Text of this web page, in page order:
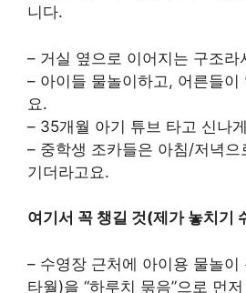
니다.
– 거실 옆으로 이어지는 구조라
– 아이들 물놀이하고, 어른들이
요.
– 35개월 아기 튜브 타고 신나
– 중학생 조카들은 아침/저녁으
기더라고요.
여기서 꼭 챙길 것(제가 놓치기
– 수영장 근처에 아이용 물놀
타월)을 “하루치 묶음”으로 먼